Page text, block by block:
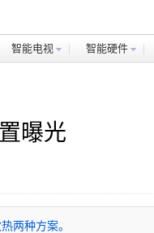
智能电视 智能硬件
曝光
两种方案。